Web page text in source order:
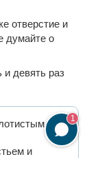
отверстие и
думайте о
девять раз
и
1